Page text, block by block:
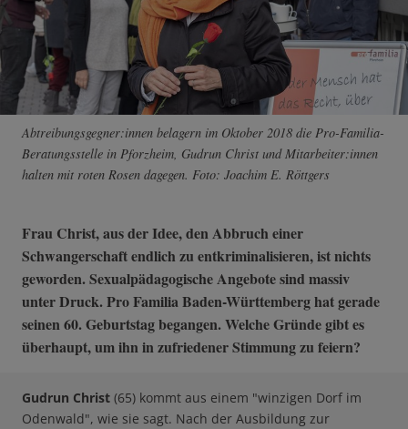
Abtreibungsgegner:innen belagern im Oktober 2018 die Pro-Familia-
Beratungsstelle in Pforzheim, Gudrun Christ und Mitarbeiter:innen
halten mit roten Rosen dagegen. Foto: Joachim E. Röttgers
Frau Christ, aus der Idee, den Abbruch einer
Schwangerschaft endlich zu entkriminalisieren, ist nichts
geworden. Sexualpädagogische Angebote sind massiv
unter Druck. Pro Familia Baden-Württemberg hat gerade
seinen 60. Geburtstag begangen. Welche Gründe gibt es
überhaupt, um ihn in zufriedener Stimmung zu feiern?
Gudrun Christ (65) kommt aus einem "winzigen Dorf im
Odenwald", wie sie sagt. Nach der Ausbildung zur